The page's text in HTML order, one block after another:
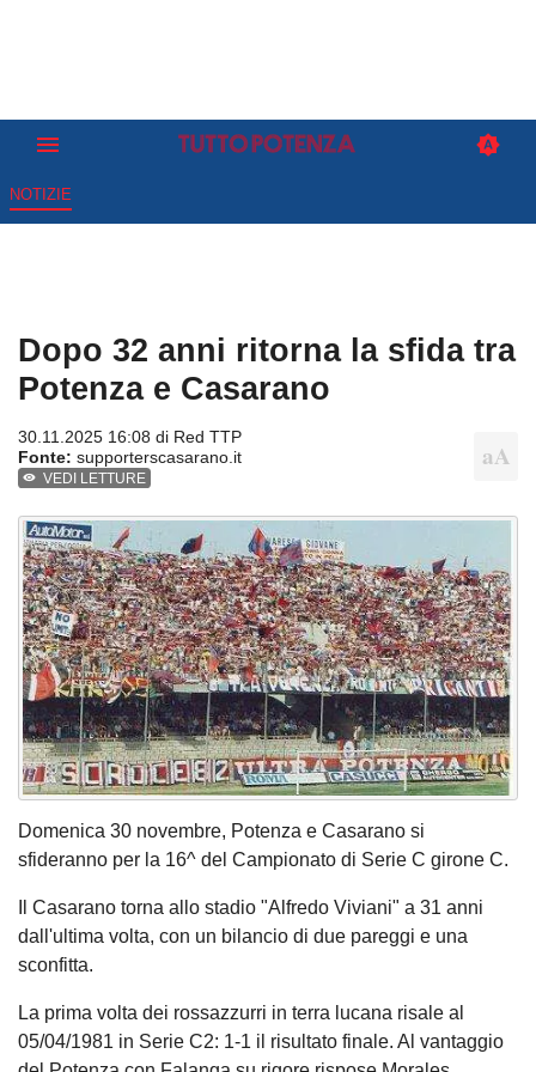
NOTIZIE
Dopo 32 anni ritorna la sfida tra
Potenza e Casarano
30.11.2025 16:08 di Red TTP
Fonte: supporterscasarano.it
VEDI LETTURE
Domenica 30 novembre, Potenza e Casarano si
sfideranno per la 16^ del Campionato di Serie C girone C.
Il Casarano torna allo stadio "Alfredo Viviani" a 31 anni
dall'ultima volta, con un bilancio di due pareggi e una
sconfitta.
La prima volta dei rossazzurri in terra lucana risale al
05/04/1981 in Serie C2: 1-1 il risultato finale. Al vantaggio